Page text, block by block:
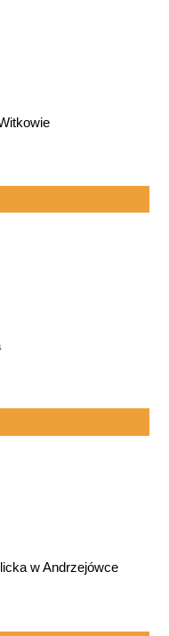
w Andrzejówce